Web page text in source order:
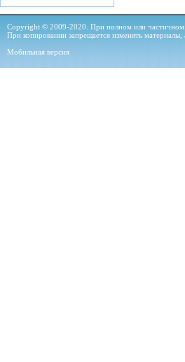
Copyright © 2009-2020. При полном или частичном
При копировании запрещается изменять
Мобильная версия